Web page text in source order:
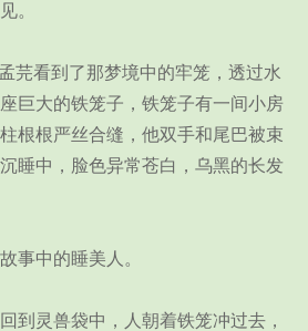
。
芫看到了那梦境中的牢笼，透过水
巨大的铁笼子，铁笼子有一间小房
根根严丝合缝，他双手和尾巴被束
睡中，脸色异常苍白，乌黑的长发
事中的睡美人。
到灵兽袋中，人朝着铁笼冲过去，